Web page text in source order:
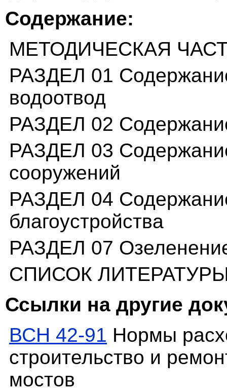
Содержание:
МЕТОДИЧЕСКАЯ
РАЗДЕЛ 01
водоотвод
РАЗДЕЛ 02
РАЗДЕЛ 03
сооружений
РАЗДЕЛ 04
благоустройства
РАЗДЕЛ 07
СПИСОК
Ссылки на другие
ВСН 42-91 Нормы
строительство и
мостов